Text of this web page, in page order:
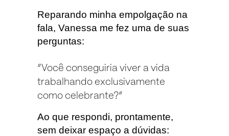
Reparando minha empolgação na
fala, Vanessa me fez uma de suas
perguntas:
“Você conseguiria viver a vida
trabalhando exclusivamente
como celebrante?”
Ao que respondi, prontamente,
sem deixar espaço a dúvidas: